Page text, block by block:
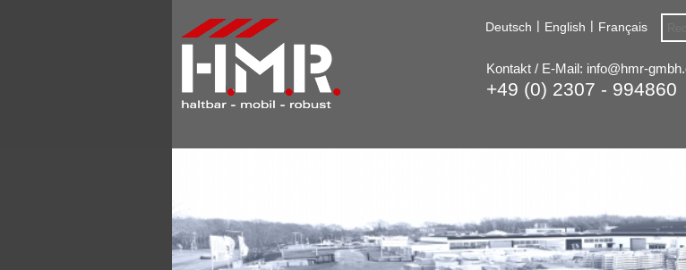
Deutsch | English | Français
Kontakt / E-Mail: info@hmr-
+49 (0) 2307 - 994860